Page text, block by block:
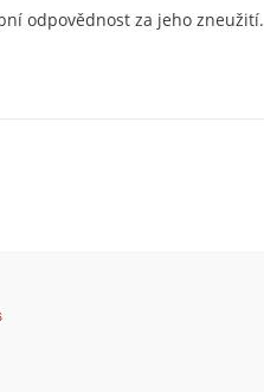
odpovědnost za jeho zneužití.